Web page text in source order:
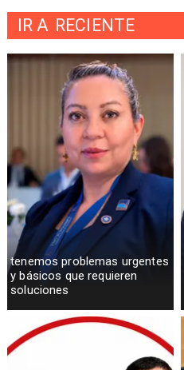
tenemos problemas urgentes
y básicos que requieren
soluciones
IR A RECIENTE